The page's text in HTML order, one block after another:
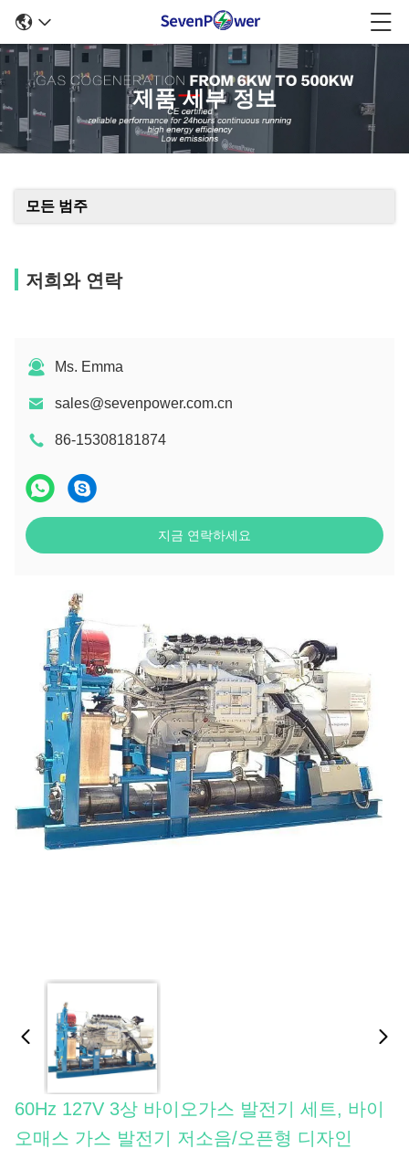
제품 세부 정보
모든 범주
저희와 연락
Ms. Emma
sales@sevenpower.com.cn
86-15308181874
지금 연락하세요
60Hz 127V 3상 바이오가스 발전기 세트, 바이
오매스 가스 발전기 저소음/오픈형 디자인